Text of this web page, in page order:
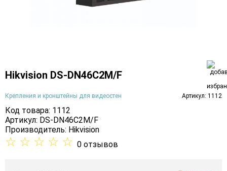
Hikvision DS-DN46C2M/F
Крепления и кронштейны для видеостен Артикул: 1112
Код товара: 1112
Артикул: DS-DN46C2M/F
Производитель: Hikvision
☆ ☆ ☆ ☆ ☆ 0 отзывов